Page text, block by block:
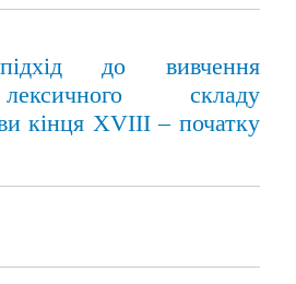
до вивчення
складу
кінця ХVІІІ – початку